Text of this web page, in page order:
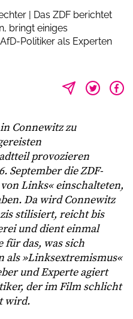
Connewitz zu
provozieren
September die ZDF-
Links« einschalteten,
Da wird Connewitz
stilisiert, reicht bis
und dient einmal
das, was sich
als »Linksextremismus«
und Experte agiert
der im Film schlicht
wird.